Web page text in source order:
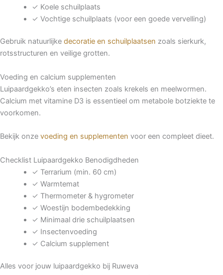
✓ Koele schuilplaats
✓ Vochtige schuilplaats (voor een goede vervelling)
Gebruik natuurlijke decoratie en schuilplaatsen zoals sierkurk,
rotsstructuren en veilige grotten.
Voeding en calcium supplementen
Luipaardgekko’s eten insecten zoals krekels en meelwormen.
Calcium met vitamine D3 is essentieel om metabole botziekte te
voorkomen.
Bekijk onze voeding en supplementen voor een compleet dieet.
Checklist Luipaardgekko Benodigdheden
✓ Terrarium (min. 60 cm)
✓ Warmtemat
✓ Thermometer & hygrometer
✓ Woestijn bodembedekking
✓ Minimaal drie schuilplaatsen
✓ Insectenvoeding
✓ Calcium supplement
Alles voor jouw luipaardgekko bij Ruweva